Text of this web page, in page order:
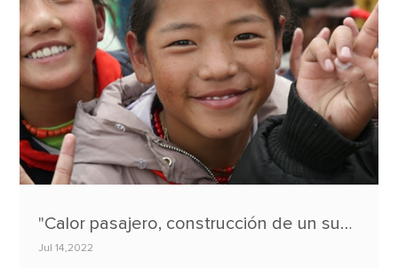
"Calor pasajero, construcción de un sueño para el futuro": actividades de bienestar público de amor y ayuda de Ebyte 2022
Jul 14,2022